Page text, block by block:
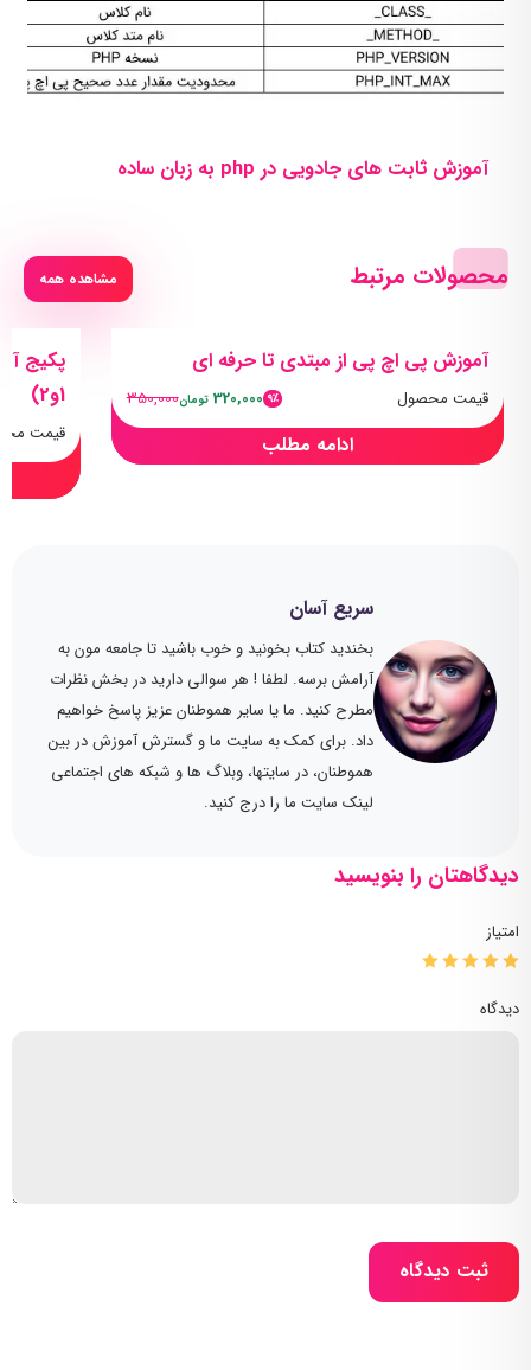
سریع آسان
بخندید کتاب بخونید و خوب باشید تا جامعه مون به
آرامش برسه. لطفا ! هر سوالی دارید در بخش نظرات
مطرح کنید. ما یا سایر هموطنان عزیز پاسخ خواهیم
داد. برای کمک به سایت ما و گسترش آموزش در بین
هموطنان، در سایتها، وبلاگ ها و شبکه های اجتماعی
لینک سایت ما را درج کنید.
آموزش ثابت های جادویی در php به زبان ساده
محصولات مرتبط مشاهده همه
آموزش پی اچ پی از مبتدی تا حرفه ای
قیمت محصول 9٪ 320,000 تومان350,000
ادامه مطلب
1و2)
قیمت
دیدگاهتان را بنویسید
امتیاز
دیدگاه
ثبت دیدگاه